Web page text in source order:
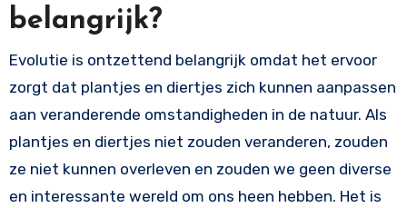
belangrijk?
Evolutie is ontzettend belangrijk omdat het ervoor
zorgt dat plantjes en diertjes zich kunnen aanpassen
aan veranderende omstandigheden in de natuur. Als
plantjes en diertjes niet zouden veranderen, zouden
ze niet kunnen overleven en zouden we geen diverse
en interessante wereld om ons heen hebben. Het is